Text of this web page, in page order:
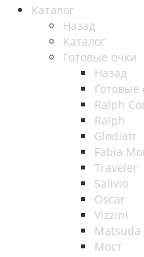
Каталог
Назад
Каталог
Готовые очки
Назад
Готовые
Ralph
Ralph
Glodiatr
Fabia
Traveler
Salivio
Oscar
Vizzini
Matsuda
Мост